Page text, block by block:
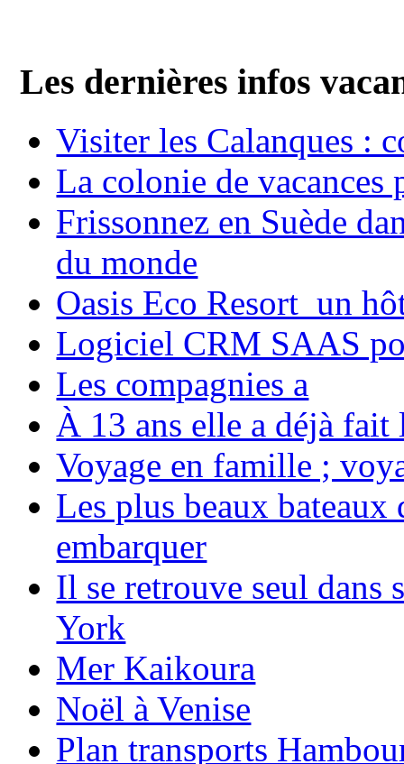
Les dernières infos
Visiter les Calanques :
La colonie de vacances
Frissonnez en Suède
du monde
Oasis Eco Resort un
Logiciel CRM SAAS
Les compagnies a
À 13 ans elle a déjà
Voyage en famille ;
Les plus beaux bateaux
embarquer
Il se retrouve seul dans
York
Mer Kaikoura
Noël à Venise
Plan transports